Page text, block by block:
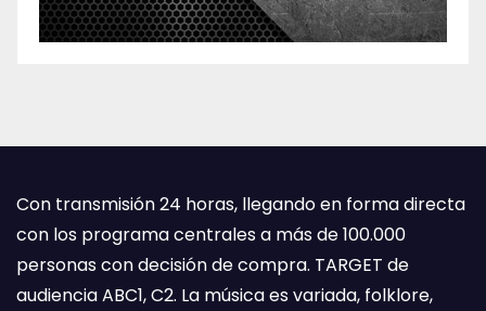
Con transmisión 24 horas, llegando en forma directa
con los programa centrales a más de 100.000
personas con decisión de compra. TARGET de
audiencia ABC1, C2. La música es variada, folklore,